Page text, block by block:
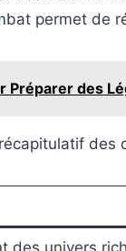
permet de
Préparer des
des
des univers